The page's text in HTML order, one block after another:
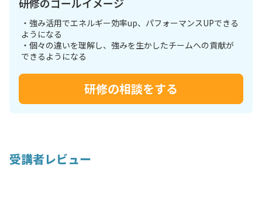
・強み活用でエネルギー効率up、パフォーマンスUPできる
ようになる
・個々の違いを理解し、強みを生かしたチームへの貢献が
できるようになる
研修の相談をする
受講者レビュー